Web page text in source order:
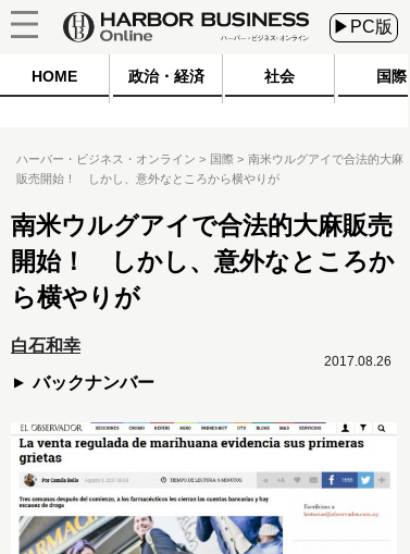
▶PC版
HOME 政治・経済 社会 国際
ハーバー・ビジネス・オンライン 国際
南米ウルグアイで合法的大麻
販売開始！ しかし、意外なところから横やりが
南米ウルグアイで合法的大麻販売
開始！ しかし、意外なところか
ら横やりが
白石和幸
バックナンバー
2017.08.26